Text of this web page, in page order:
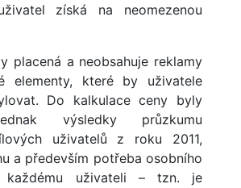
získá na neomezenou
placená a neobsahuje reklamy
elementy, které by uživatele
Do kalkulace ceny byly
výsledky průzkumu
uživatelů z roku 2011,
a především potřeba osobního
každému uživateli – tzn. je